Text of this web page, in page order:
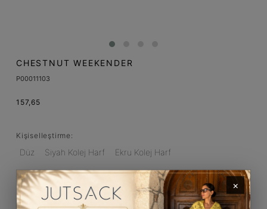
CHESTNUT WEEKENDER
P00011103
157,65
Kişiselleştirme:
Düz Siyah Kolej Harf Ekru Kolej Harf
HARF GİRİNİZ ×